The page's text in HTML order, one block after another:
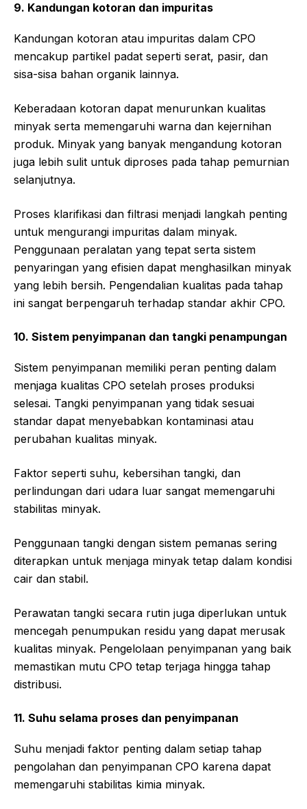
9. Kandungan kotoran dan impuritas
Kandungan kotoran atau impuritas dalam CPO
mencakup partikel padat seperti serat, pasir, dan
sisa-sisa bahan organik lainnya.
Keberadaan kotoran dapat menurunkan kualitas
minyak serta memengaruhi warna dan kejernihan
produk. Minyak yang banyak mengandung kotoran
juga lebih sulit untuk diproses pada tahap pemurnian
selanjutnya.
Proses klarifikasi dan filtrasi menjadi langkah penting
untuk mengurangi impuritas dalam minyak.
Penggunaan peralatan yang tepat serta sistem
penyaringan yang efisien dapat menghasilkan minyak
yang lebih bersih. Pengendalian kualitas pada tahap
ini sangat berpengaruh terhadap standar akhir CPO.
10. Sistem penyimpanan dan tangki penampungan
Sistem penyimpanan memiliki peran penting dalam
menjaga kualitas CPO setelah proses produksi
selesai. Tangki penyimpanan yang tidak sesuai
standar dapat menyebabkan kontaminasi atau
perubahan kualitas minyak.
Faktor seperti suhu, kebersihan tangki, dan
perlindungan dari udara luar sangat memengaruhi
stabilitas minyak.
Penggunaan tangki dengan sistem pemanas sering
diterapkan untuk menjaga minyak tetap dalam kondisi
cair dan stabil.
Perawatan tangki secara rutin juga diperlukan untuk
mencegah penumpukan residu yang dapat merusak
kualitas minyak. Pengelolaan penyimpanan yang baik
memastikan mutu CPO tetap terjaga hingga tahap
distribusi.
11. Suhu selama proses dan penyimpanan
Suhu menjadi faktor penting dalam setiap tahap
pengolahan dan penyimpanan CPO karena dapat
memengaruhi stabilitas kimia minyak.